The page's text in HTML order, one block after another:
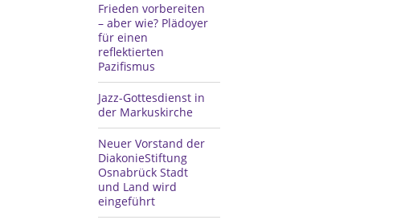
Frieden vorbereiten
– aber wie? Plädoyer
für einen
reflektierten
Pazifismus
Jazz-Gottesdienst in
der Markuskirche
Neuer Vorstand der
DiakonieStiftung
Osnabrück Stadt
und Land wird
eingeführt